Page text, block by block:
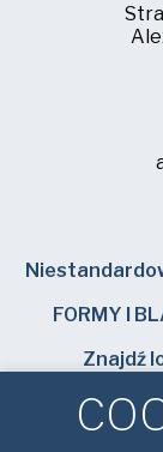
FORMY I
Znajdź